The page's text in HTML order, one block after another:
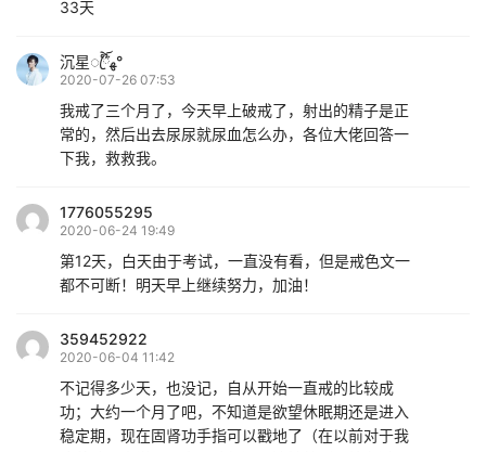
33天
沉星ꦿ໊ོﻬ°
2020-07-26 07:53
我戒了三个月了，今天早上破戒了，射出的精子是正
常的，然后出去尿尿就尿血怎么办，各位大佬回答一
下我，救救我。
1776055295
2020-06-24 19:49
第12天，白天由于考试，一直没有看，但是戒色文一
都不可断！明天早上继续努力，加油！
359452922
2020-06-04 11:42
不记得多少天，也没记，自从开始一直戒的比较成
功；大约一个月了吧，不知道是欲望休眠期还是进入
稳定期，现在固肾功手指可以戳地了（在以前对于我